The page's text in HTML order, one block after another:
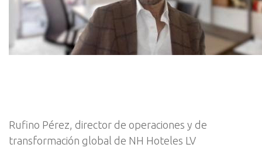
Rufino Pérez, director de operaciones y de
transformación global de NH Hoteles LV